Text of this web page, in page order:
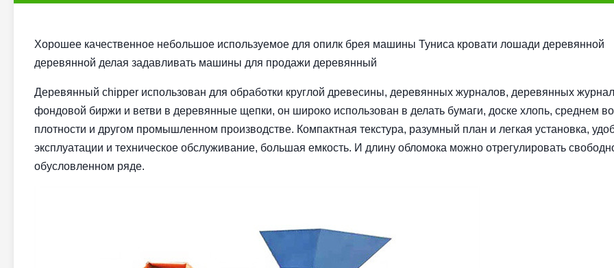
Хорошее качественное небольшое используемое для опилк брея машины Туниса кровати лошади деревянной
деревянной делая задавливать машины для продажи деревянный
Деревянный chipper использован для обработки круглой древесины, деревянных журналов, деревянных
фондовой биржи и ветви в деревянные щепки, он широко использован в делать бумаги, доске хлопь, среднем
плотности и другом промышленном производстве. Компактная текстура, разумный план и легкая установка,
эксплуатации и техническое обслуживание, большая емкость. И длину обломока можно отрегулировать
обусловленном ряде.